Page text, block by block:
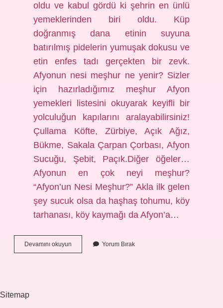
oldu ve kabul gördü ki şehrin en ünlü
yemeklerinden biri oldu. Küp
doğranmış dana etinin suyuna
batırılmış pidelerin yumuşak dokusu ve
etin enfes tadı gerçekten bir zevk.
Afyonun nesi meşhur ne yenir? Sizler
için hazırladığımız meşhur Afyon
yemekleri listesini okuyarak keyifli bir
yolculuğun kapılarını aralayabilirsiniz!
Çullama Köfte, Zürbiye, Açık Ağız,
Bükme, Sakala Çarpan Çorbası, Afyon
Sucuğu, Şebit, Paçık.Diğer öğeler…
Afyonun en çok neyi meşhur?
“Afyon’un Nesi Meşhur?” Akla ilk gelen
şey sucuk olsa da haşhaş tohumu, köy
tarhanası, köy kaymağı da Afyon’a…
Devamını okuyun
Neyi
Yorum Bırak
Sitemap